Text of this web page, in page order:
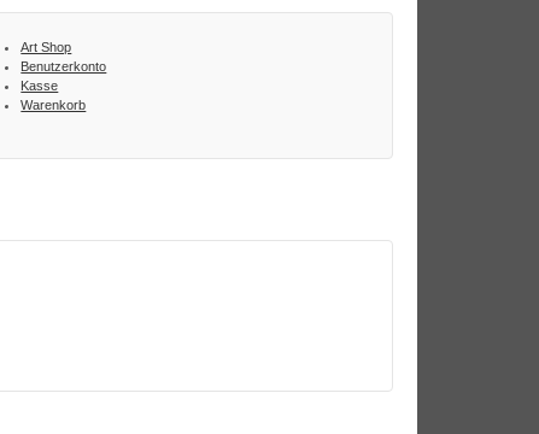
Art Shop
Benutzerkonto
Kasse
Warenkorb